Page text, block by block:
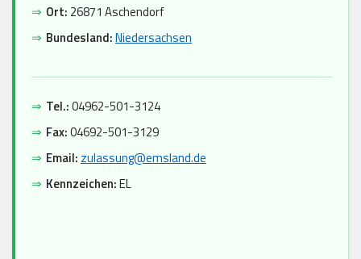
⇒ Ort: 26871 Aschendorf
⇒ Bundesland:Niedersachsen
⇒ Tel.:04962-501-3124
⇒ Fax:04692-501-3129
⇒ Email: zulassung@emsland.de
⇒ Kennzeichen:EL